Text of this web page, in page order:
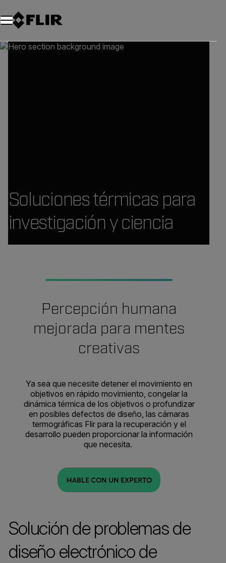
Soluciones térmicas para
investigación y ciencia
Percepción humana
mejorada para mentes
creativas
Ya sea que necesite detener el movimiento en
objetivos en rápido movimiento, congelar la
dinámica térmica de los objetivos o profundizar
en posibles defectos de diseño, las cámaras
termográficas Flir para la recuperación y el
desarrollo pueden proporcionar la información
que necesita.
HABLE CON UN EXPERTO
Solución de problemas de
diseño electrónico de